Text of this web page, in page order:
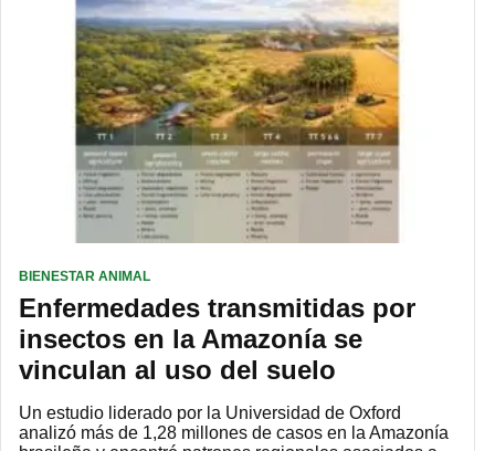
BIENESTAR ANIMAL
Enfermedades transmitidas por
insectos en la Amazonía se
vinculan al uso del suelo
Un estudio liderado por la Universidad de Oxford
analizó más de 1,28 millones de casos en la Amazonía